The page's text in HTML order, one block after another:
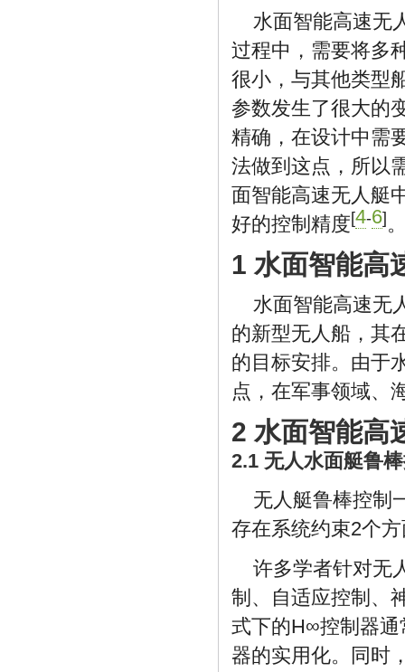
水面智能高速无
过程中，需要将多
很小，与其他类型
参数发生了很大的
精确，在设计中需
法做到这点，所以
面智能高速无人艇
好的控制精度[4-6]
1 水面智能高
水面智能高速无
的新型无人船，其
的目标安排。由于
点，在军事领域、
2 水面智能高
2.1 无人水面艇鲁
无人艇鲁棒控制
存在系统约束2个
许多学者针对无
制、自适应控制、
式下的H∞控制器
器的实用化。同时